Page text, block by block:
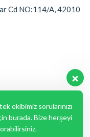
Cd NO:114/A, 42010
ekibimiz sorularınızı
burada. Bize herşeyi